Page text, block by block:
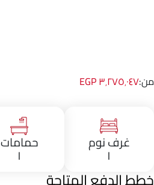
من:٣٬٢٧٥٬٠٤٧ EGP
غرف نوم
١
حمامات
١
خطط الدفع المتاحة